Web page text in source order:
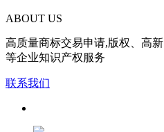
ABOUT US
高质量商标交易申请,版权、高新
等企业知识产权服务
联系我们